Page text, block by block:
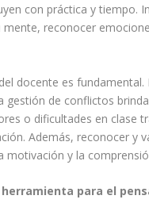
con práctica y tiempo.
reconocer
docente es
gestión de conflictos
o dificultades en clase
Además, reconocer y
motivación y la
herramienta para el